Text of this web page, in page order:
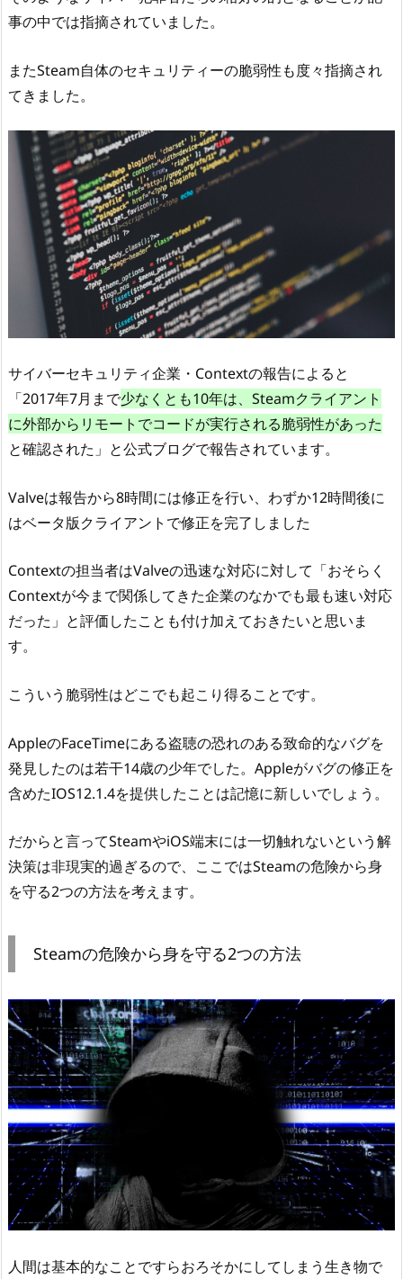
事の中では指摘されていました。
またSteam自体のセキュリティーの脆弱性も度々指摘され
てきました。
サイバーセキュリティ企業・Contextの報告によると
「2017年7月まで少なくとも10年は、Steamクライアント
に外部からリモートでコードが実行される脆弱性があった
と確認された」と公式ブログで報告されています。
Valveは報告から8時間には修正を行い、わずか12時間後に
はベータ版クライアントで修正を完了しました
Contextの担当者はValveの迅速な対応に対して「おそらく
Contextが今まで関係してきた企業のなかでも最も速い対応
だった」と評価したことも付け加えておきたいと思いま
す。
こういう脆弱性はどこでも起こり得ることです。
AppleのFaceTimeにある盗聴の恐れのある致命的なバグを
発見したのは若干14歳の少年でした。Appleがバグの修正を
含めたIOS12.1.4を提供したことは記憶に新しいでしょう。
だからと言ってSteamやiOS端末には一切触れないという解
決策は非現実的過ぎるので、ここではSteamの危険から身
を守る2つの方法を考えます。
Steamの危険から身を守る2つの方法
人間は基本的なことですらおろそかにしてしまう生き物で